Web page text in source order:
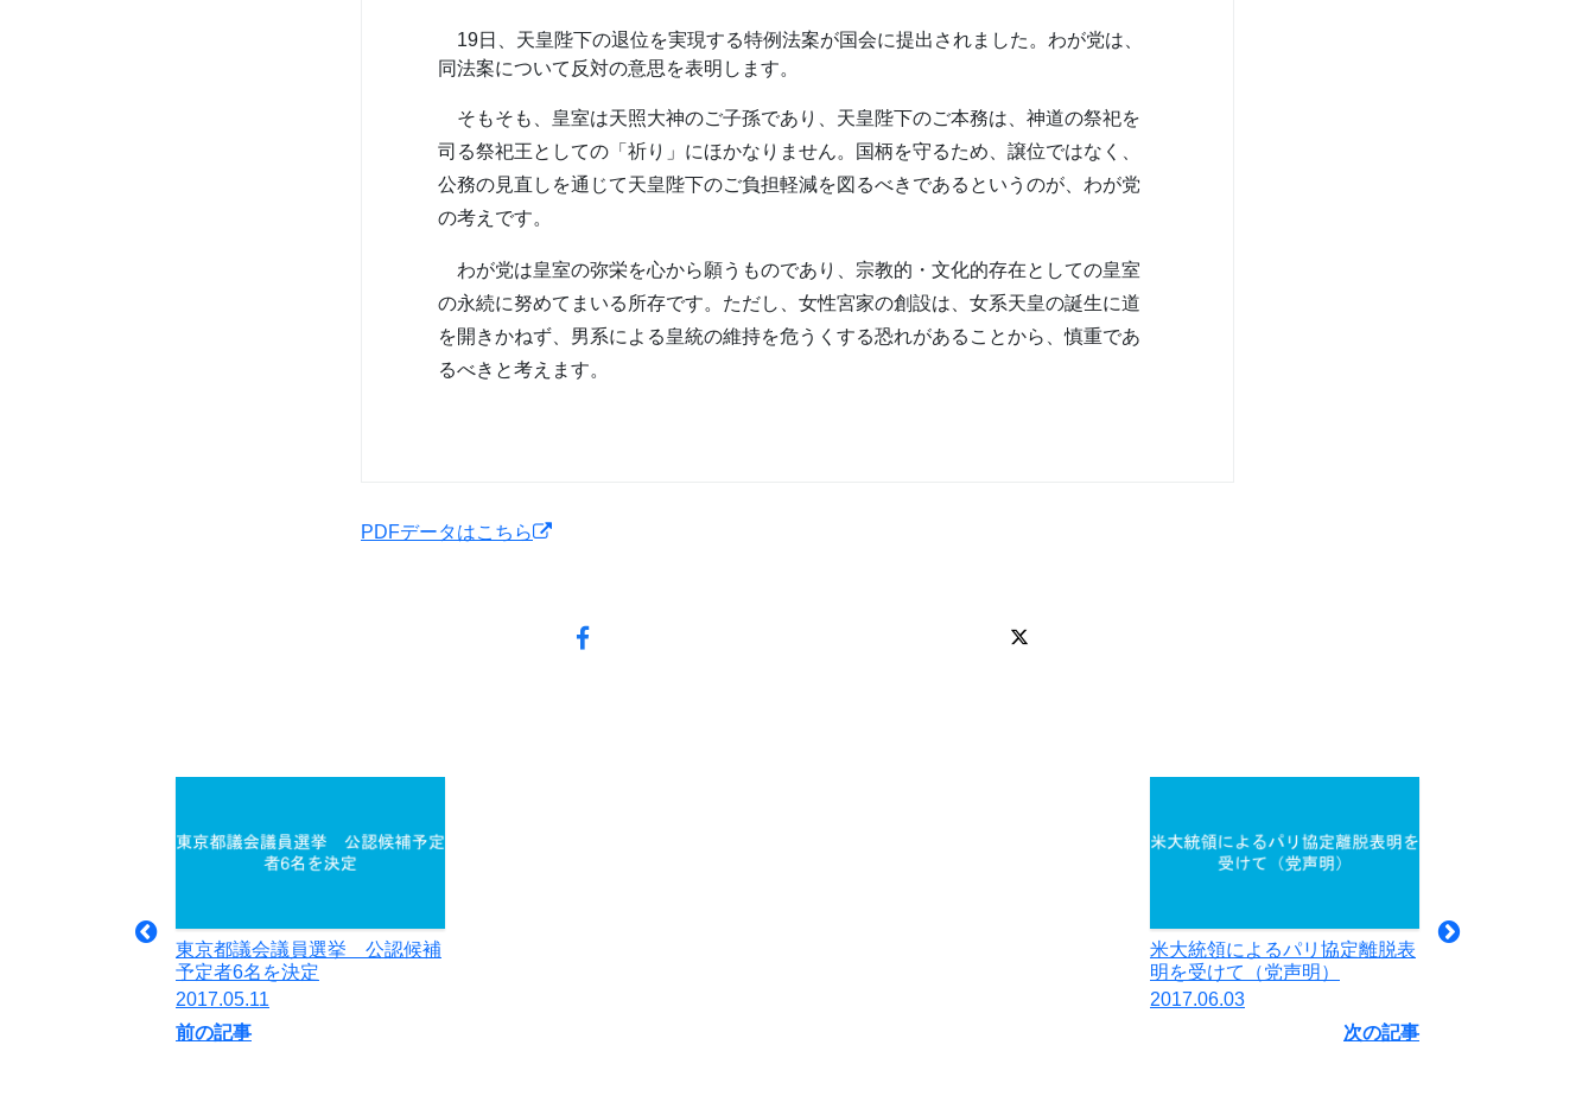
19日、天皇陛下の退位を実現する特例法案が国会に提出されました。わが党は、
同法案について反対の意思を表明します。
そもそも、皇室は天照大神のご子孫であり、天皇陛下のご本務は、神道の祭祀を
司る祭祀王としての「祈り」にほかなりません。国柄を守るため、譲位ではなく、
公務の見直しを通じて天皇陛下のご負担軽減を図るべきであるというのが、わが党
の考えです。
わが党は皇室の弥栄を心から願うものであり、宗教的・文化的存在としての皇室
の永続に努めてまいる所存です。ただし、女性宮家の創設は、女系天皇の誕生に道
を開きかねず、男系による皇統の維持を危うくする恐れがあることから、慎重であ
るべきと考えます。
PDFデータはこちら
東京都議会議員選挙 公認候補
予定者6名を決定
2017.05.11
前の記事
米大統領によるパリ協定離脱表
明を受けて（党声明）
2017.06.03
次の記事